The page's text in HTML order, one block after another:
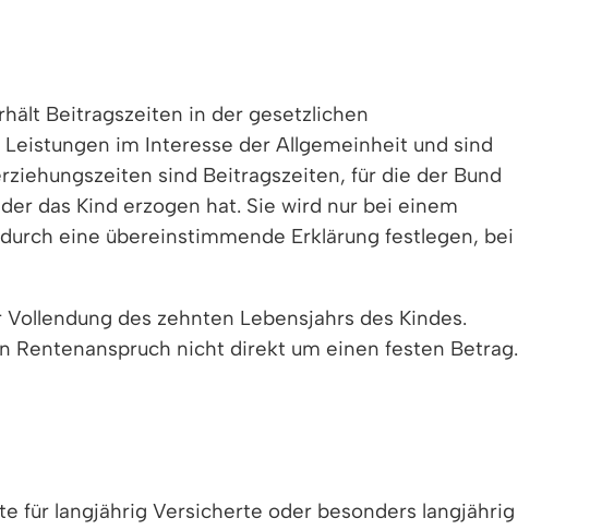
Beitragszeiten in der gesetzlichen
im Interesse der Allgemeinheit und sind
sind Beitragszeiten, für die der Bund
das Kind erzogen hat. Sie wird nur bei einem
eine übereinstimmende Erklärung festlegen, bei
des zehnten Lebensjahrs des Kindes.
Rentenanspruch nicht direkt um einen festen Betrag.
für langjährig Versicherte oder besonders langjährig